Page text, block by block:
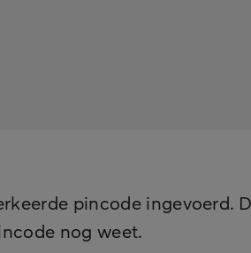
pincode ingevoerd.
nog weet.